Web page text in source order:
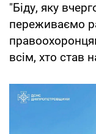
"Біду, яку
переживаємо
всім, хто став